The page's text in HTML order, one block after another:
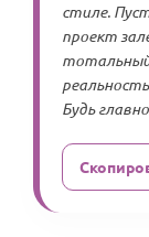
стиле.
проект
тотальный
Будь